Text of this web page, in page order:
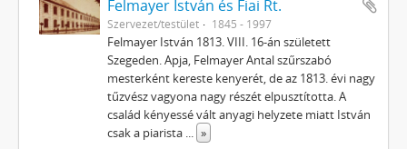
Felmayer István és Fiai Rt.
Szervezet/testület 1845 - 1997
Felmayer István 1813. VIII. 16-án született
Szegeden. Apja, Felmayer Antal szűrszabó
mesterként kereste kenyerét, de az 1813. évi nagy
tűzvész vagyona nagy részét elpusztította. A
család kényessé vált anyagi helyzete miatt István
csak a piarista ... »